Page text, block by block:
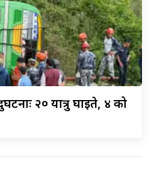
२० यात्रु घाइते, ४ को